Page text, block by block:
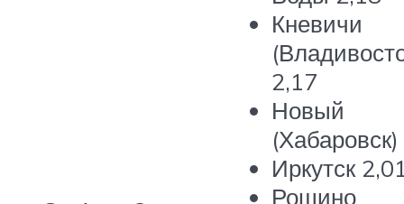
Кневичи
2,17
Новый
(Хабаровск)
Иркутск
Рощино